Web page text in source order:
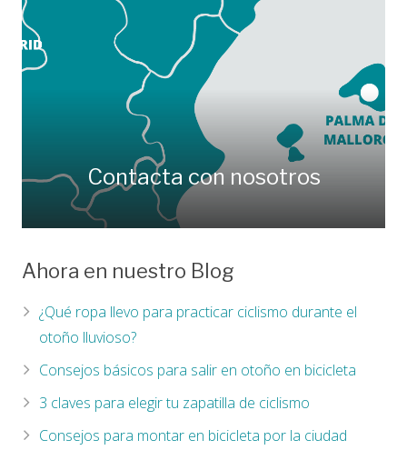
Contacta con nosotros
Ahora en nuestro Blog
¿Qué ropa llevo para practicar ciclismo durante el
otoño lluvioso?
Consejos básicos para salir en otoño en bicicleta
3 claves para elegir tu zapatilla de ciclismo
Consejos para montar en bicicleta por la ciudad